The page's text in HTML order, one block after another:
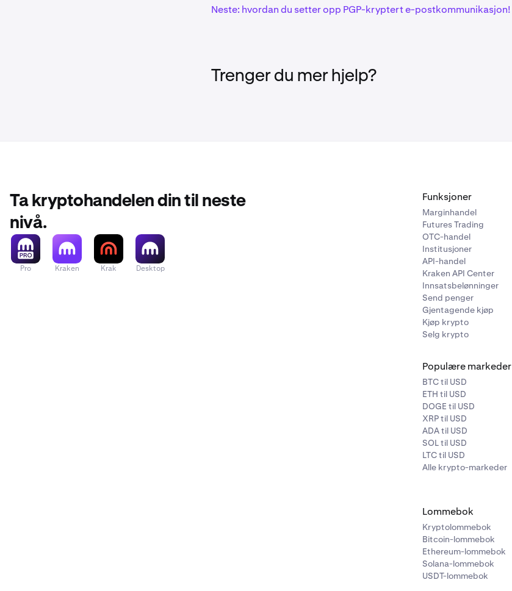
Neste: hvordan du setter opp PGP-kryptert e-postkommunikasjon!
Trenger du mer hjelp?
Ta kryptohandelen din til neste
nivå.
Pro Kraken Krak Desktop
Funksjoner
Marginhandel
Futures Trading
OTC-handel
Institusjoner
API-handel
Kraken API Center
Innsatsbelønninger
Send penger
Gjentagende kjøp
Kjøp krypto
Selg krypto
Populære markeder
BTC til USD
ETH til USD
DOGE til USD
XRP til USD
ADA til USD
SOL til USD
LTC til USD
Alle krypto-markeder
Lommebok
Kryptolommebok
Bitcoin-lommebok
Ethereum-lommebok
Solana-lommebok
USDT-lommebok